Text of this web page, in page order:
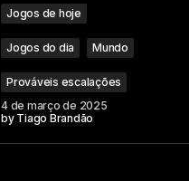
Jogos de hoje
Jogos do dia Mundo
Prováveis escalações
4 de março de 2025
by Tiago Brandão